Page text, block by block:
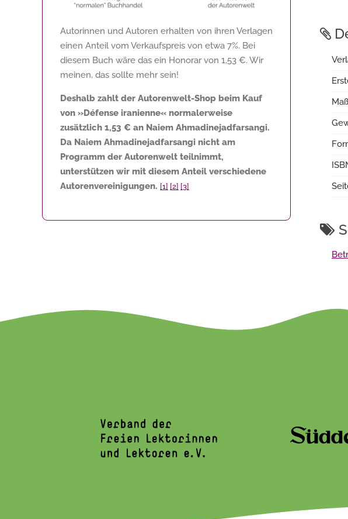
Autorinnen und Autoren erhalten von ihren Verlagen
einen Anteil vom Verkaufspreis von etwa 7%. Bei
diesem Buch wäre das ein Honorar von 1,53 €. Wir
meinen, das sollte mehr sein!
Deshalb zahlt der Autorenwelt-Shop beim Kauf
von »Défense iranienne« normalerweise
zusätzlich 1,53 € an Naiem Ahmadinejadfarsangi.
Da Naiem Ahmadinejadfarsangi nicht am
Programm der Autorenwelt teilnimmt,
unterstützen wir mit diesem Anteil verschiedene
Autorenvereinigungen. [1] [2] [3]